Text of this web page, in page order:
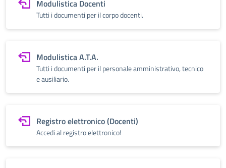
Modulistica Docenti
Tutti i documenti per il corpo docenti.
Modulistica A.T.A.
Tutti i documenti per il personale amministrativo, tecnico
e ausiliario.
Registro elettronico (Docenti)
Accedi al registro elettronico!